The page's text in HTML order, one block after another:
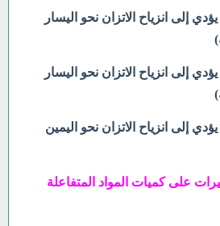
إلى انزياح الاتزان نحو اليسار
إلى انزياح الاتزان نحو اليسار
إلى انزياح الاتزان نحو اليمين
على كميات المواد المتفاعلة